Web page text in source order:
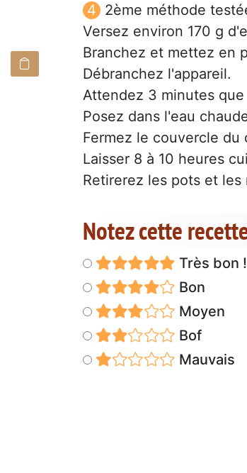
2ème méthode
Versez environ 170 g
Branchez et mettez en
Débranchez l'appareil.
Attendez 3 minutes
Posez dans l'eau
Fermez le couvercle du
Laisser 8 à 10 heures
Retirerez les pots et les
Notez cette
Très bon !
Bon
Moyen
Bof
Mauvais